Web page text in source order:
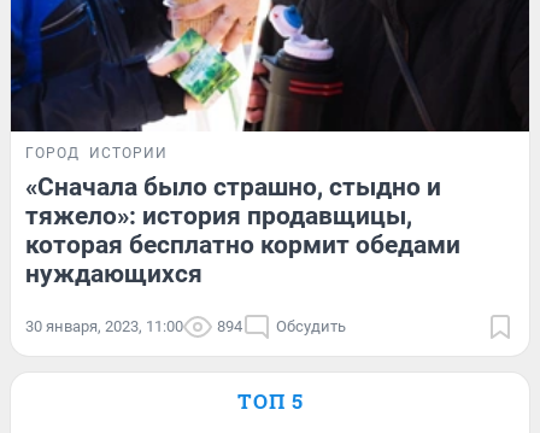
ГОРОД ИСТОРИИ
«Сначала было страшно, стыдно и
тяжело»: история продавщицы,
которая бесплатно кормит обедами
нуждающихся
30 января, 2023, 11:00 894 Обсудить
ТОП 5